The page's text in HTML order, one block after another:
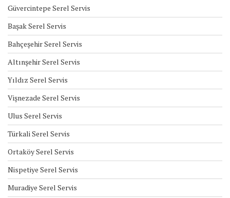
Güvercintepe Serel Servis
Başak Serel Servis
Bahçeşehir Serel Servis
Altınşehir Serel Servis
Yıldız Serel Servis
Vişnezade Serel Servis
Ulus Serel Servis
Türkali Serel Servis
Ortaköy Serel Servis
Nispetiye Serel Servis
Muradiye Serel Servis